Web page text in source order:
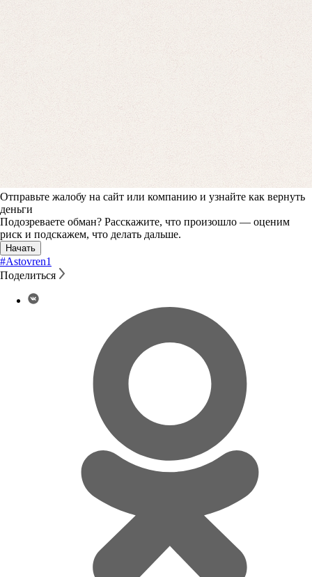
Отправьте жалобу на сайт или компанию и узнайте как вернуть
деньги
Подозреваете обман? Расскажите, что произошло — оценим
риск и подскажем, что делать дальше.
Начать
#Astovren1
Поделиться